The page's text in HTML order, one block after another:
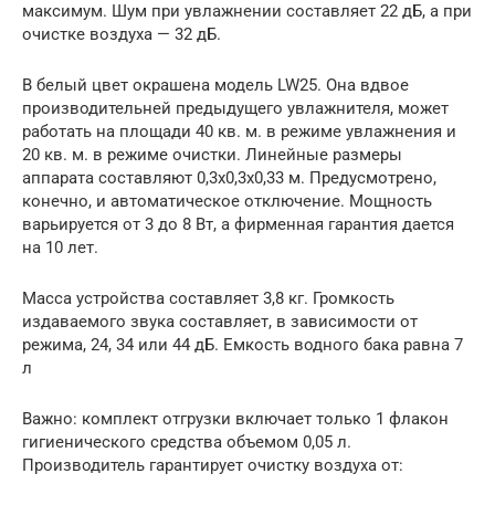
максимум. Шум при увлажнении составляет 22 дБ, а при
очистке воздуха — 32 дБ.
В белый цвет окрашена модель LW25. Она вдвое
производительней предыдущего увлажнителя, может
работать на площади 40 кв. м. в режиме увлажнения и
20 кв. м. в режиме очистки. Линейные размеры
аппарата составляют 0,3х0,3х0,33 м. Предусмотрено,
конечно, и автоматическое отключение. Мощность
варьируется от 3 до 8 Вт, а фирменная гарантия дается
на 10 лет.
Масса устройства составляет 3,8 кг. Громкость
издаваемого звука составляет, в зависимости от
режима, 24, 34 или 44 дБ. Емкость водного бака равна 7
л
Важно: комплект отгрузки включает только 1 флакон
гигиенического средства объемом 0,05 л.
Производитель гарантирует очистку воздуха от: